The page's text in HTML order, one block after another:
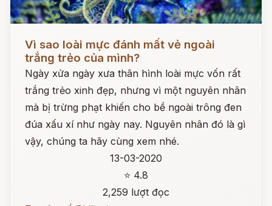
Vì sao loài mực đánh mất vẻ ngoài
trắng trẻo của mình?
Ngày xửa ngày xưa thân hình loài mực vốn rất
trắng trẻo xinh đẹp, nhưng vì một nguyên nhân
mà bị trừng phạt khiến cho bề ngoài trông đen
đúa xấu xí như ngày nay. Nguyên nhân đó là gì
vậy, chúng ta hãy cùng xem nhé.
13-03-2020
⭐ 4.8
2,259 lượt đọc